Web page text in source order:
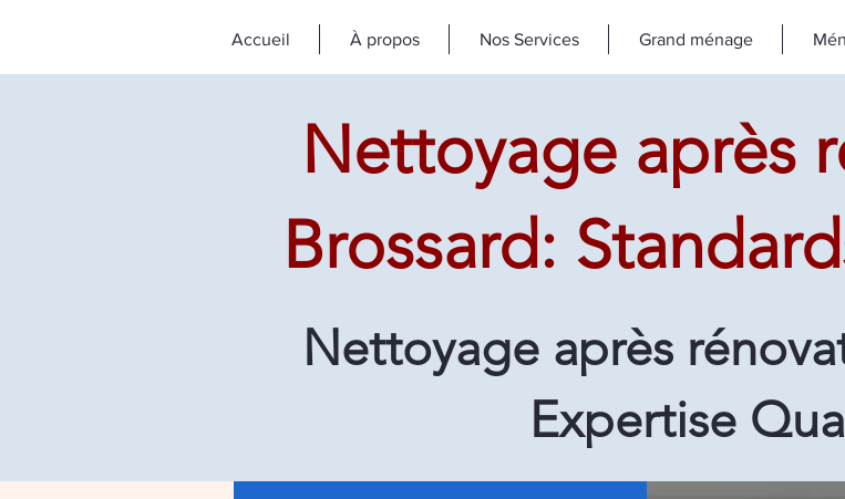
Accueil À propos Nos Services Grand ménage
Nettoyage après
Brossard:
Nettoyage après
Expertise